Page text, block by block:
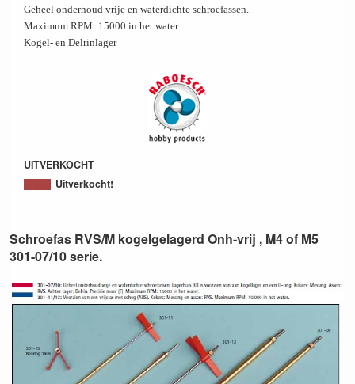
Geheel onderhoud vrije en waterdichte schroefassen.
Maximum RPM: 15000 in het water.
Kogel- en Delrinlager
UITVERKOCHT
Uitverkocht!
Schroefas RVS/M kogelgelagerd Onh-vrij , M4 of M5
301-07/10 serie.